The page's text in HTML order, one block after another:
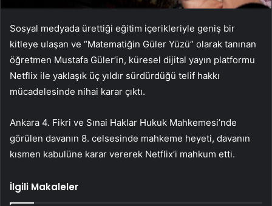
Sosyal medyada ürettiği eğitim içerikleriyle geniş bir
kitleye ulaşan ve “Matematiğin Güler Yüzü” olarak tanınan
öğretmen Mustafa Güler’in, küresel dijital yayın platformu
Netflix ile yaklaşık üç yıldır sürdürdüğü telif hakkı
mücadelesinde nihai karar çıktı.
Ankara 4. Fikri ve Sınai Haklar Hukuk Mahkemesi’nde
görülen davanın 8. celsesinde mahkeme heyeti, davanın
kısmen kabulüne karar vererek Netflix’i mahkum etti.
İlgili Makaleler